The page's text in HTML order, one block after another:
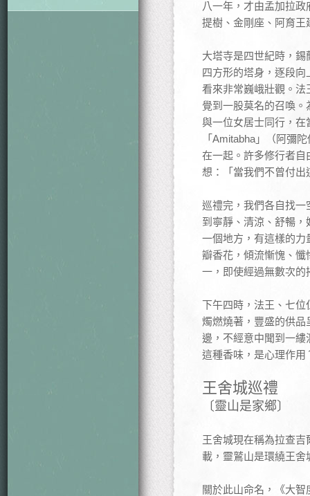
八一年，才由孟加拉
提樹、金剛座、阿育王
大塔寺是四世紀時，
四方形的塔身，逐段
看來非常巍峨壯觀。
覺到一股莫名的召喚
與一位女居士同行，
「Amitabha」（阿彌
在一起。許多修行者
想：「當我們不曾付
巡禮完，我們各自找
到寧靜、清涼、舒暢
一個地方，有這樣的
瓣香花，傾流慚愧、
一，即使經過無數次
下午四時，法王、七
燭燃燒著，豐盛的供
邊，不經意中聞到一
這種香味，是心理作
王舍城巡禮
〔靈山是家鄉〕
王舍城現在稱為拉查
載，靈鷲山是環繞王
關於此山命名，《大